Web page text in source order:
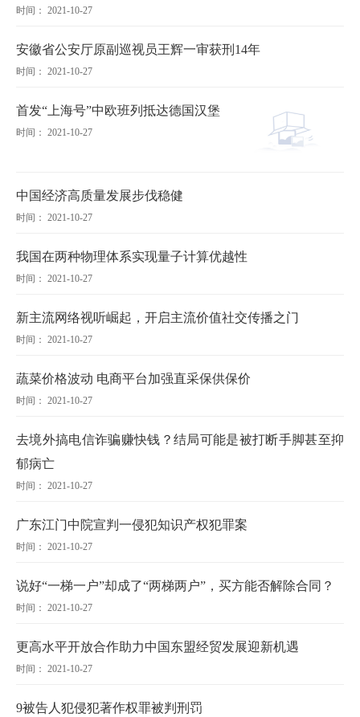
时间： 2021-10-27
安徽省公安厅原副巡视员王辉一审获刑14年
时间： 2021-10-27
首发“上海号”中欧班列抵达德国汉堡
时间： 2021-10-27
中国经济高质量发展步伐稳健
时间： 2021-10-27
我国在两种物理体系实现量子计算优越性
时间： 2021-10-27
新主流网络视听崛起，开启主流价值社交传播之门
时间： 2021-10-27
蔬菜价格波动 电商平台加强直采保供保价
时间： 2021-10-27
去境外搞电信诈骗赚快钱？结局可能是被打断手脚甚至抑
郁病亡
时间： 2021-10-27
广东江门中院宣判一侵犯知识产权犯罪案
时间： 2021-10-27
说好“一梯一户”却成了“两梯两户”，买方能否解除合同？
时间： 2021-10-27
更高水平开放合作助力中国东盟经贸发展迎新机遇
时间： 2021-10-27
9被告人犯侵犯著作权罪被判刑罚